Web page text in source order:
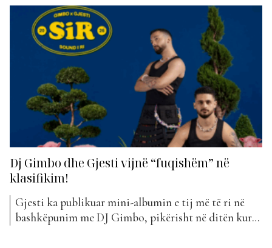
në Elbasan, më 14 prill 1963. Shkollën e mesme
artistike e kreu në qytetin e lindjes. Në vitin 1988
diplomohet...
Dj Gimbo dhe Gjesti vijnë “fuqishëm” në
klasifikim!
Gjesti ka publikuar mini-albumin e tij më të ri në
bashkëpunim me DJ Gimbo, pikërisht në ditën kur